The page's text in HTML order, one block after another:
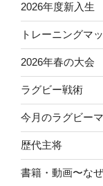
2026年度新入生
トレーニングマ
2026年春の大会
ラグビー戦術
今月のラグビー
歴代主将
書籍・動画〜な